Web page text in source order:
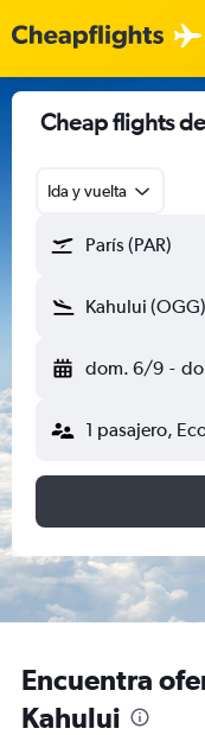
Cheap flights
Ida y vuelta
París (PAR)
Kahului (OGG)
dom. 6/9 -
1 pasajero,
Encuentra
Kahului